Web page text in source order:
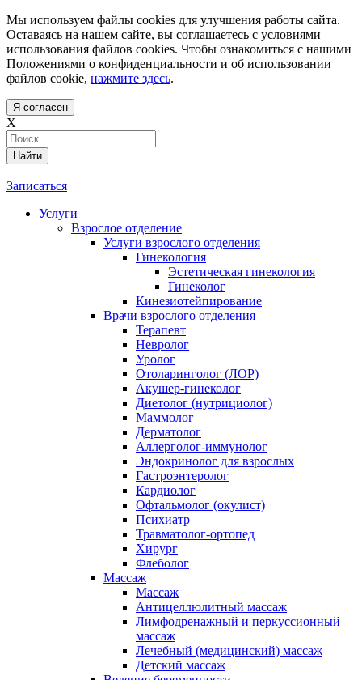
Мы используем файлы cookies для улучшения работы сайта.
Оставаясь на нашем сайте, вы соглашаетесь с условиями
использования файлов cookies. Чтобы ознакомиться с нашими
Положениями о конфиденциальности и об использовании
файлов cookie, нажмите здесь.
Я согласен
X
Найти
Записаться
Услуги
Взрослое отделение
Услуги взрослого отделения
Гинекология
Эстетическая гинекология
Гинеколог
Кинезиотейпирование
Врачи взрослого отделения
Терапевт
Невролог
Уролог
Отоларинголог (ЛОР)
Акушер-гинеколог
Диетолог (нутрициолог)
Маммолог
Дерматолог
Аллерголог-иммунолог
Эндокринолог для взрослых
Гастроэнтеролог
Кардиолог
Офтальмолог (окулист)
Психиатр
Травматолог-ортопед
Хирург
Флеболог
Массаж
Массаж
Антицеллюлитный массаж
Лимфодренажный и перкуссионный
массаж
Лечебный (медицинский) массаж
Детский массаж